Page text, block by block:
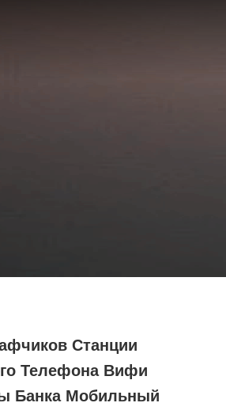
Станции
Телефона Вифи
Банка Мобильный